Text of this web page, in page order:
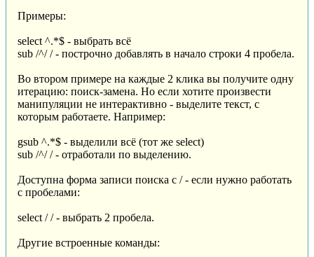
Примеры:
select ^.*$ - выбрать всё
sub /^/ / - построчно добавлять в начало строки 4 пробела.
Во втором примере на каждые 2 клика вы получите одну
итерацию: поиск-замена. Но если хотите произвести
манипуляции не интерактивно - выделите текст, с
которым работаете. Например:
gsub ^.*$ - выделили всё (тот же select)
sub /^/ / - отработали по выделению.
Доступна форма записи поиска с / - если нужно работать
с пробелами:
select / / - выбрать 2 пробела.
Другие встроенные команды: